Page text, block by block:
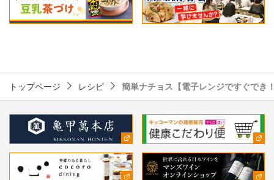
トップページ レシピ 簡単ナチョス【電子レンジですぐでき